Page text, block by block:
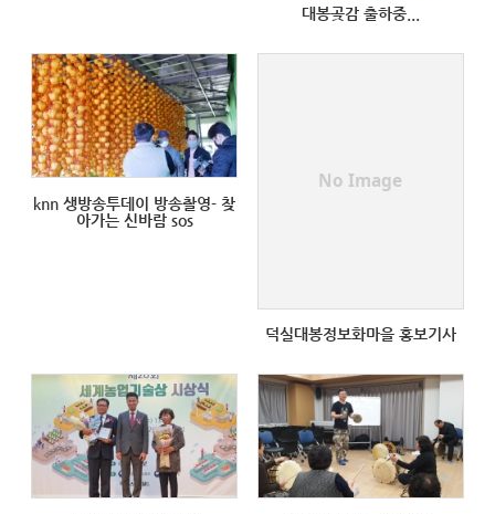
대봉곶감 출하중...
knn 생방송투데이 방송촬영- 찾
아가는 신바람 sos
No Image
덕실대봉정보화마을 홍보기사